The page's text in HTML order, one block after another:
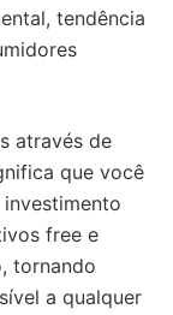
tendência
através de
que você
free e
tornando
a qualquer